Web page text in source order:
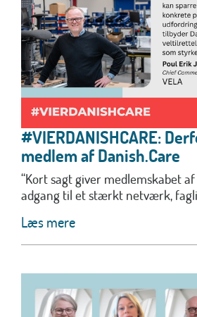
#VIERDANISHCARE:
medlem af Danish.Care
“Kort sagt giver medlemskabet
adgang til et stærkt netværk,
Læs mere